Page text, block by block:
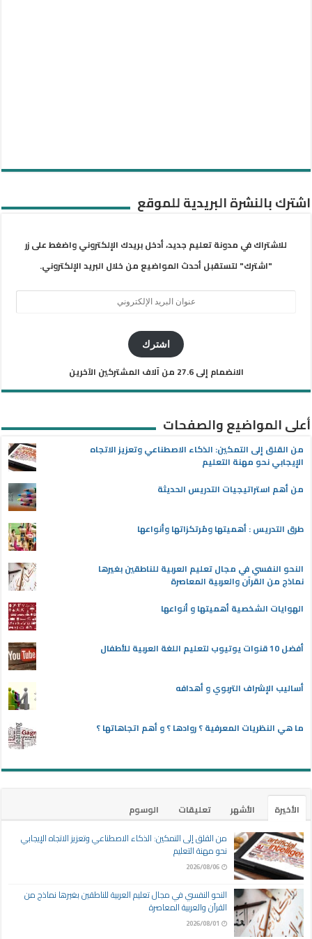
اشترك بالنشرة البريدية للموقع
للاشتراك في مدونة تعليم جديد، أدخل بريدك الإلكتروني واضغط على زر
"اشترك" لتستقبل أحدث المواضيع من خلال البريد الإلكتروني.
اشترك
الانضمام إلى 27.6 من آلاف المشتركين الآخرين
أعلى المواضيع والصفحات
من القلق إلى التمكين: الذكاء الاصطناعي وتعزيز الاتجاه
الإيجابي نحو مهنة التعليم
من أهم استراتيجيات التدريس الحديثة
طرق التدريس : أهميتها ومُرتكزاتها وأنواعها
النحو النفسي في مجال تعليم العربية للناطقين بغيرها
نماذج من القرآن والعربية المعاصرة
الهوايات الشخصية أهميتها و أنواعها
أفضل 10 قنوات يوتيوب لتعليم اللغة العربية للأطفال
أساليب الإشراف التربوي و أهدافه
ما هي النظريات المعرفية ؟ روادها ؟ و أهم اتجاهاتها ؟
الأخيرة الأشهر تعليقات
الوسوم
من القلق إلى التمكين: الذكاء الاصطناعي وتعزيز الاتجاه الإيجابي
نحو مهنة التعليم
2026/08/06
النحو النفسي في مجال تعليم العربية للناطقين بغيرها نماذج من
القرآن والعربية المعاصرة
2026/08/01